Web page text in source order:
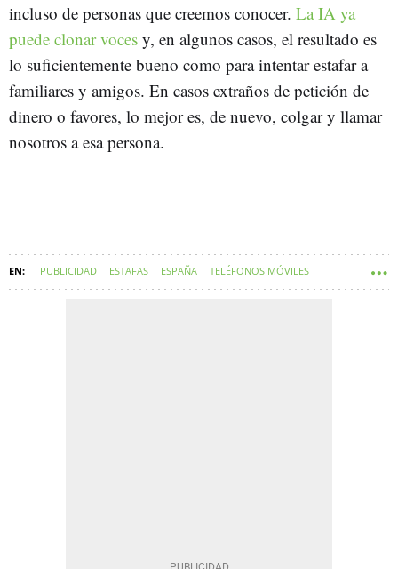
incluso de personas que creemos conocer. La IA ya
puede clonar voces y, en algunos casos, el resultado es
lo suficientemente bueno como para intentar estafar a
familiares y amigos. En casos extraños de petición de
dinero o favores, lo mejor es, de nuevo, colgar y llamar
nosotros a esa persona.
PUBLICIDAD ESTAFAS ESPAÑA TELÉFONOS MÓVILES